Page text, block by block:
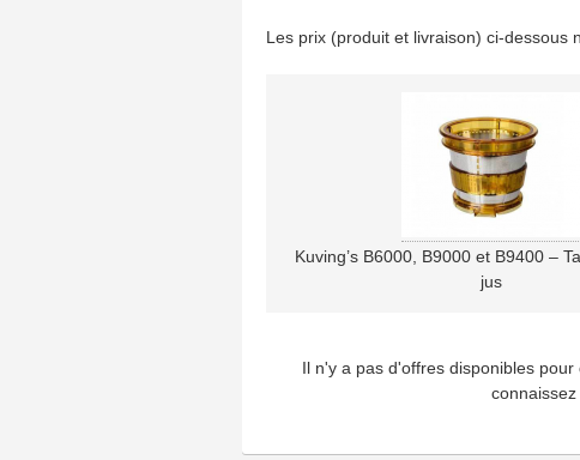
Les prix (produit et livraison) ci-dessous
Kuving’s B6000, B9000 et B9400 –
jus
Il n'y a pas d'offres disponibles